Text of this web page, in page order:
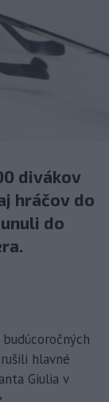
divákov
hráčov do
do
hlavné
Giulia v